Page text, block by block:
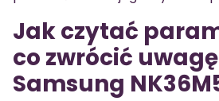
Jak czytać
co zwrócić
Samsung